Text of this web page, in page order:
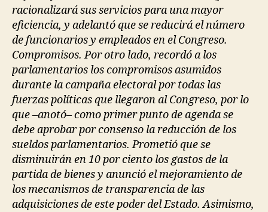
racionalizará sus servicios para una mayor
eficiencia, y adelantó que se reducirá el número
de funcionarios y empleados en el Congreso.
Compromisos. Por otro lado, recordó a los
parlamentarios los compromisos asumidos
durante la campaña electoral por todas las
fuerzas políticas que llegaron al Congreso, por lo
que –anotó– como primer punto de agenda se
debe aprobar por consenso la reducción de los
sueldos parlamentarios. Prometió que se
disminuirán en 10 por ciento los gastos de la
partida de bienes y anunció el mejoramiento de
los mecanismos de transparencia de las
adquisiciones de este poder del Estado. Asimismo,